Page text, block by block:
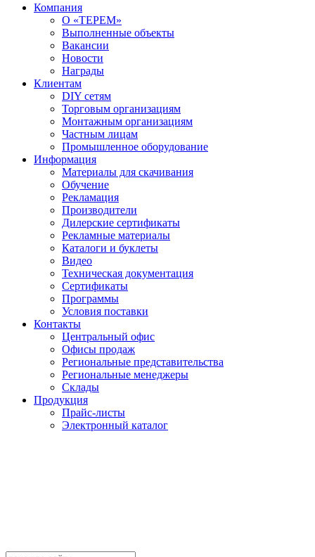
Компания
О «ТЕРЕМ»
Выполненные объекты
Вакансии
Новости
Награды
Клиентам
DIY сетям
Торговым организациям
Монтажным организациям
Частным лицам
Промышленное оборудование
Информация
Материалы для скачивания
Обучение
Рекламация
Производители
Дилерские сертификаты
Рекламные материалы
Каталоги и буклеты
Видео
Техническая документация
Сертификаты
Программы
Условия поставки
Контакты
Центральный офис
Офисы продаж
Региональные представительства
Региональные менеджеры
Склады
Продукция
Прайс-листы
Электронный каталог